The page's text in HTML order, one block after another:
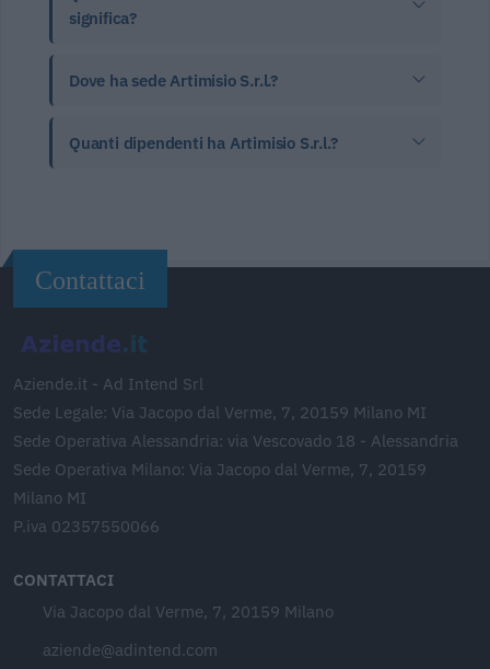
significa?
Dove ha sede Artimisio S.r.l.?
Quanti dipendenti ha Artimisio S.r.l.?
Contattaci
Aziende.it - Ad Intend Srl
Sede Legale: Via Jacopo dal Verme, 7, 20159 Milano MI
Sede Operativa Alessandria: via Vescovado 18 - Alessandria
Sede Operativa Milano: Via Jacopo dal Verme, 7, 20159
Milano MI
P.iva 02357550066
CONTATTACI
Via Jacopo dal Verme, 7, 20159 Milano
aziende@adintend.com